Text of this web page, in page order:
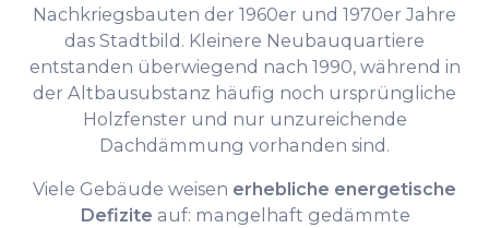
Nachkriegsbauten der 1960er und 1970er Jahre
das Stadtbild. Kleinere Neubauquartiere
entstanden überwiegend nach 1990, während in
der Altbausubstanz häufig noch ursprüngliche
Holzfenster und nur unzureichende
Dachdämmung vorhanden sind.
Viele Gebäude weisen erhebliche energetische
Defizite auf: mangelhaft gedämmte